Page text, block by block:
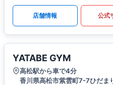
店舗情報 公式
YATABE GYM
高松駅から車で4分
香川県高松市紫雲町7-7ひだま